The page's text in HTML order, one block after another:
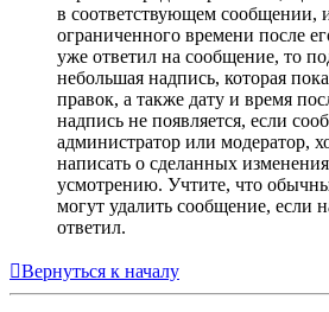
в соответствующем сообщении,
ограниченного времени после
уже ответил на сообщение, то
небольшая надпись, которая
правок, а также дату и время
надпись не появляется, если
администратор или модератор,
написать о сделанных
усмотрению. Учтите, что
могут удалить сообщение, если
ответил.
Вернуться к началу